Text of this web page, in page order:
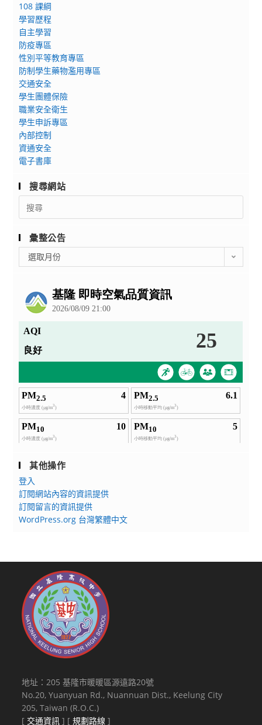
108 課綱
學習歷程
自主學習
防疫專區
性別平等教育專區
防制學生藥物濫用專區
交通安全
學生團體保險
職業安全衛生
學生申訴專區
內部控制
資通安全
電子書庫
搜尋網站
Search
for:
彙整公告
整
選取月份
其他操作
登入
訂閱網站內容的資訊提供
訂閱留言的資訊提供
WordPress.org 台灣繁體中文
地址：205 基隆市暖暖區源遠路20號
No.20, Yuanyuan Rd., Nuannuan Dist., Keelung City
205, Taiwan (R.O.C.)
[ 交通資訊 ] [規劃路線 ]